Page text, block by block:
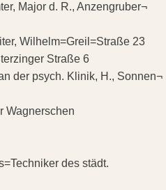
Major d. R., Anzengruber¬
Wilhelm=Greil=Straße 23
Straße 6
der psych. Klinik, H., Sonnen¬
Wagnerschen
des städt.